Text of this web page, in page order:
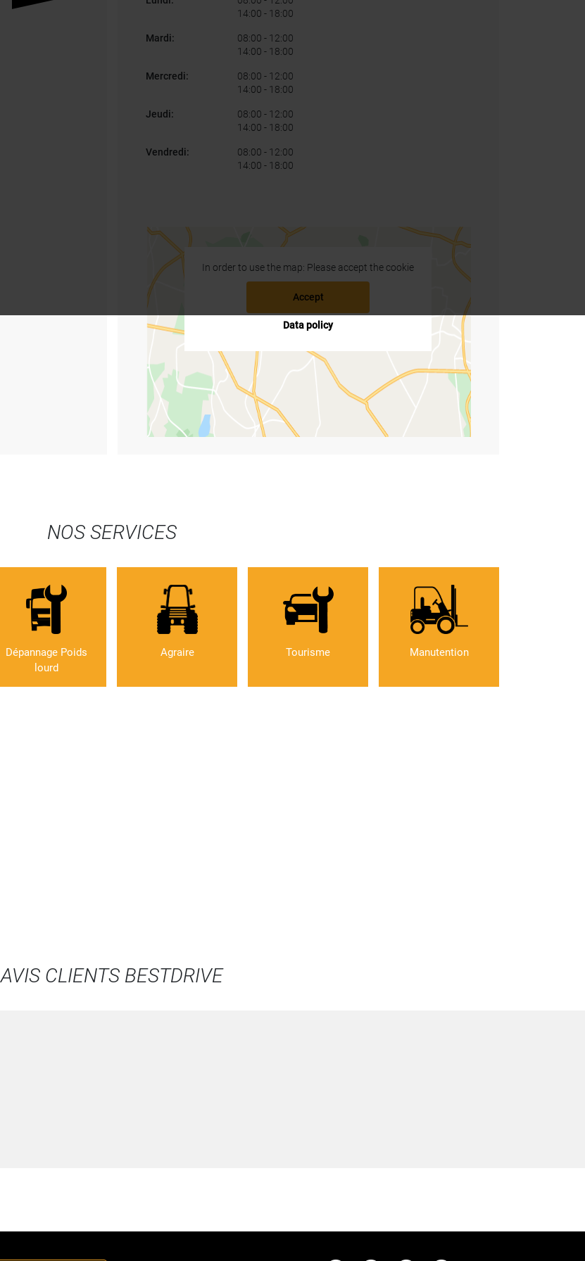
14:00 - 18:00
Mardi: 08:00 - 12:00
14:00 - 18:00
Mercredi: 08:00 - 12:00
14:00 - 18:00
Jeudi: 08:00 - 12:00
14:00 - 18:00
Vendredi: 08:00 - 12:00
14:00 - 18:00
In order to use the map: Please accept the cookie
Accept
Data policy
NOS SERVICES
Dépannage Poids
lourd
Agraire Tourisme Manutention
AVIS CLIENTS BESTDRIVE